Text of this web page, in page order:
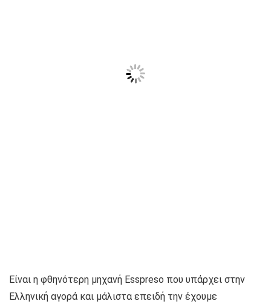
Είναι η φθηνότερη μηχανή Esspreso που υπάρχει στην
Ελληνική αγορά και μάλιστα επειδή την έχουμε